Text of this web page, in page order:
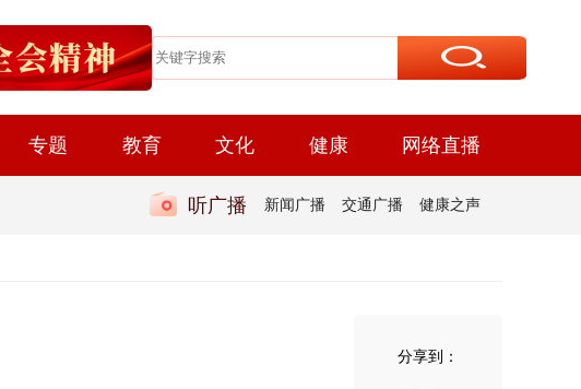
专题 教育 文化 健康 网络直播
听广播 新闻广播 交通广播 健康之声
分享到：